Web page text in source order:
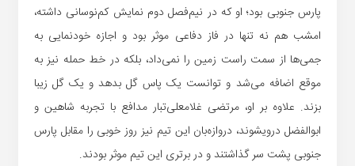
پارس جنوبی بود؛ او که در نیم‌فصل دوم نمایش کم‌نوسانی داشته،
امشب هم نه تنها در فاز دفاعی موثر بود و اجازه خودنمایی به
جمی‌ها از سمت راست زمین را نمی‌داد، بلکه در خط حمله نیز به
موقع اضافه می‌شد و توانست یک پاس گل بدهد و یک گل زیبا
بزند. علاوه بر او، مرتضی غلامعلی‌تبار مدافع با تجربه شاهین و
ابوالفضل درویشوند، دروازه‌بان این تیم نیز روز خوبی را مقابل پارس
جنوبی پشت سر گذاشتند و در برتری این تیم موثر بودند.